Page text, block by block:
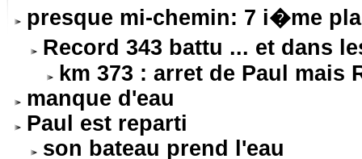
presque mi-chemin: 7 i�me
Record 343 battu ... et dans
km 373 : arret de Paul mais
manque d'eau
Paul est reparti
son bateau prend l'eau